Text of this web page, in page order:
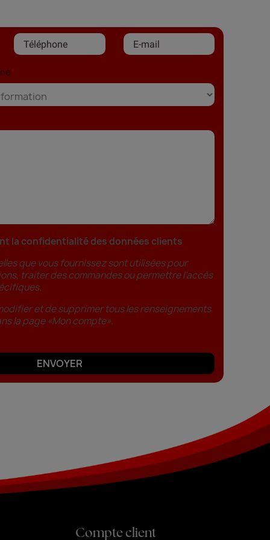
la confidentialité des données clients
que vous fournissez sont utilisées pour
traiter des commandes ou permettre l’accès
et de supprimer tous les renseignements
la page «Mon compte».
ENVOYER
Compte client